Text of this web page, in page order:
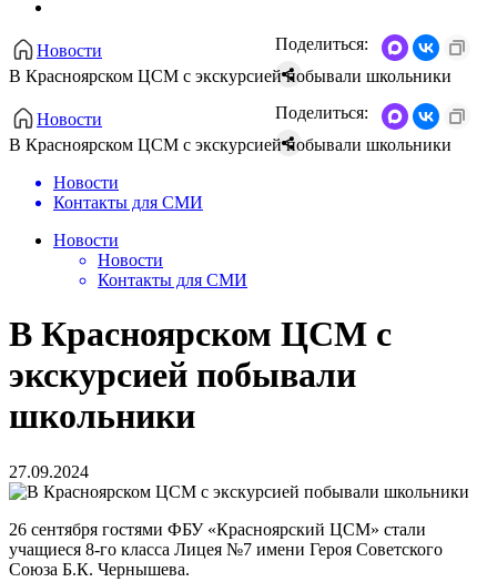
Новости
В Красноярском ЦСМ с экскурсией побывали школьники
Поделиться:
Новости
В Красноярском ЦСМ с экскурсией побывали школьники
Поделиться:
Новости
Контакты для СМИ
Новости
Новости
Контакты для СМИ
В Красноярском ЦСМ с
экскурсией побывали
школьники
27.09.2024
26 сентября гостями ФБУ «Красноярский ЦСМ» стали
учащиеся 8-го класса Лицея №7 имени Героя Советского
Союза Б.К. Чернышева.